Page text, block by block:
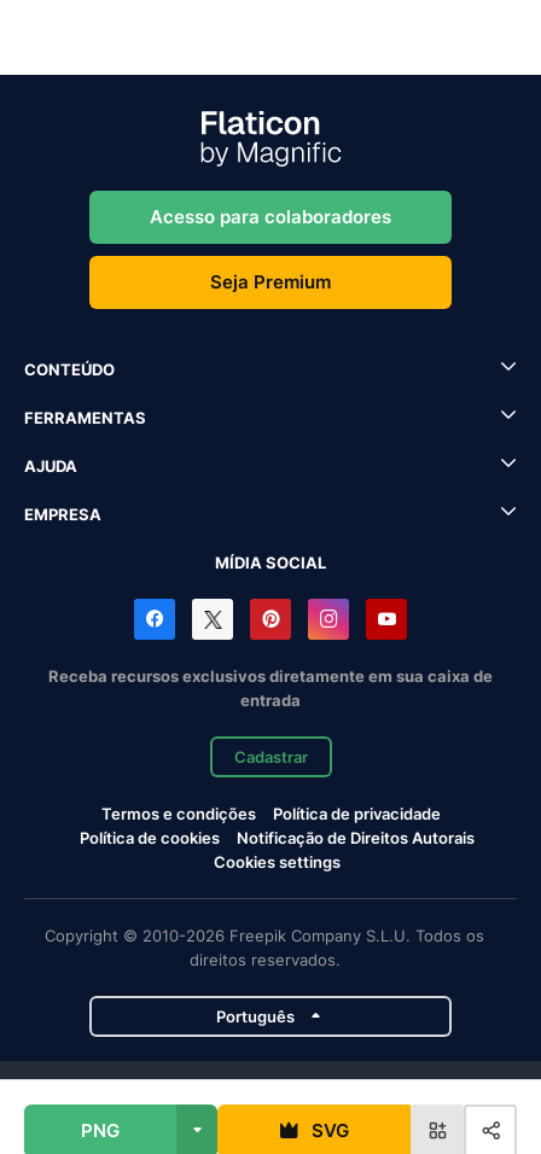
PNG SVG
Acesso para colaboradores
Seja Premium
CONTEÚDO
FERRAMENTAS
AJUDA
EMPRESA
MÍDIA SOCIAL
Receba recursos exclusivos diretamente em sua caixa de
entrada
Cadastrar
Termos e condições
Política de privacidade
Política de cookies
Notificação de Direitos Autorais
Cookies settings
Copyright © 2010-2026 Freepik Company S.L.U. Todos os
direitos reservados.
Português